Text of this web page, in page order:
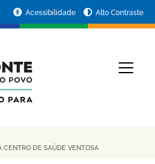
Acessibilidade Alto Contraste
CENTRO DE SAÚDE VENTOSA